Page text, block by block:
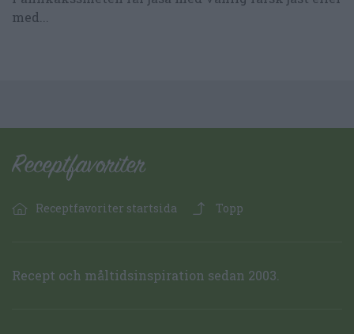
med...
Receptfavoriter startsida Topp
Recept och måltidsinspiration sedan 2003.